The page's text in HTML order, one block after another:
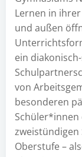
Lernen in
und außen
ein
von
besonderen
Schüler*innen
zweistündigen
Oberstufe –